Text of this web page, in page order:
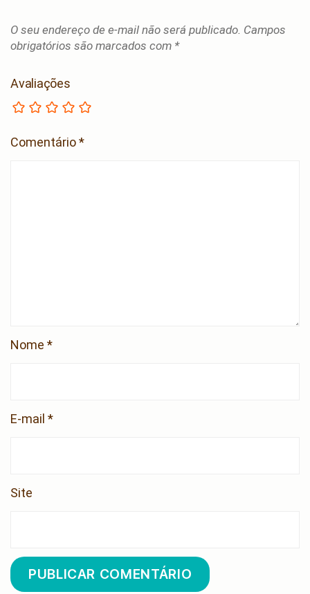
O seu endereço de e-mail não será publicado. Campos
obrigatórios são marcados com *
Avaliações
Comentário*
Nome *
E-mail *
Site